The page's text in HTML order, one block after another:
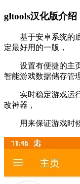
gltools汉化版介绍
基于安卓系统的底
定最好用的一版，
设置有便捷的主页
智能游戏数据储存管
实时稳定游戏运行
改神器，
用来保证游戏时候